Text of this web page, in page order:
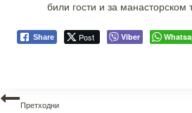
били гости и за манасторском
Share Post Viber
Претходни